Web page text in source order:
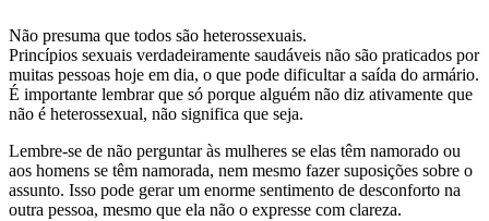
Não presuma que todos são heterossexuais.
Princípios sexuais verdadeiramente saudáveis não são praticados por
muitas pessoas hoje em dia, o que pode dificultar a saída do armário.
É importante lembrar que só porque alguém não diz ativamente que
não é heterossexual, não significa que seja.
Lembre-se de não perguntar às mulheres se elas têm namorado ou
aos homens se têm namorada, nem mesmo fazer suposições sobre o
assunto. Isso pode gerar um enorme sentimento de desconforto na
outra pessoa, mesmo que ela não o expresse com clareza.